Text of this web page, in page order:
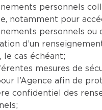
personnels
notamment pour
personnels ou
d’un
le cas échéant;
mesures de
l’Agence afin de
confidentiel des